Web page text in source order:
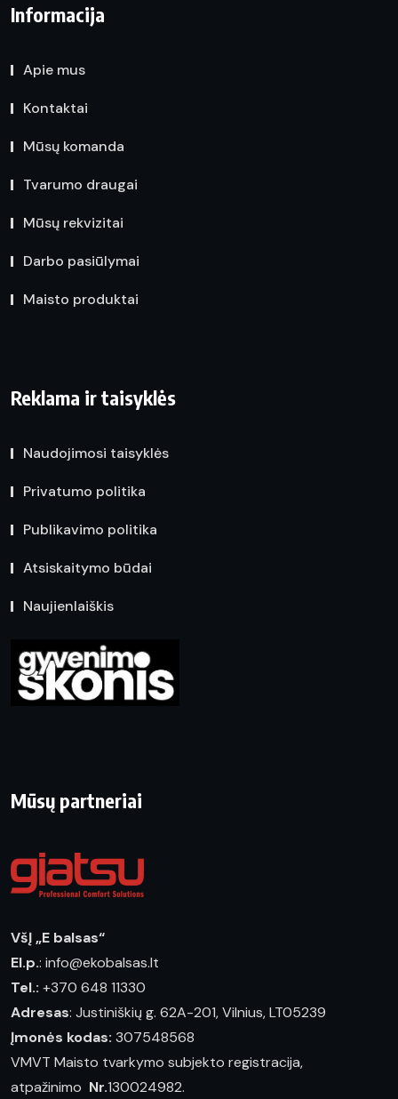
Informacija
Apie mus
Kontaktai
Mūsų komanda
Tvarumo draugai
Mūsų rekvizitai
Darbo pasiūlymai
Maisto produktai
Reklama ir taisyklės
Naudojimosi taisyklės
Privatumo politika
Publikavimo politika
Atsiskaitymo būdai
Naujienlaiškis
Mūsų partneriai
VšĮ „E balsas“
El.p.: info@ekobalsas.lt
Tel.: +370 648 11330
Adresas: Justiniškių g. 62A-201, Vilnius, LT05239
Įmonės kodas: 307548568
VMVT Maisto tvarkymo subjekto registracija,
atpažinimo Nr.130024982.